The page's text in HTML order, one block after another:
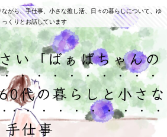
ながら、手仕事、小さな推し活、日々の暮らしについて、ゆ
っくりとお話しています
い「ばぁばちゃんの
代の暮らしと小さな
手仕事